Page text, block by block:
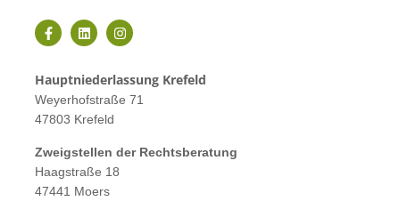
Hauptniederlassung Krefeld
Weyerhofstraße 71
47803 Krefeld
Zweigstellen der Rechtsberatung
Haagstraße 18
47441 Moers